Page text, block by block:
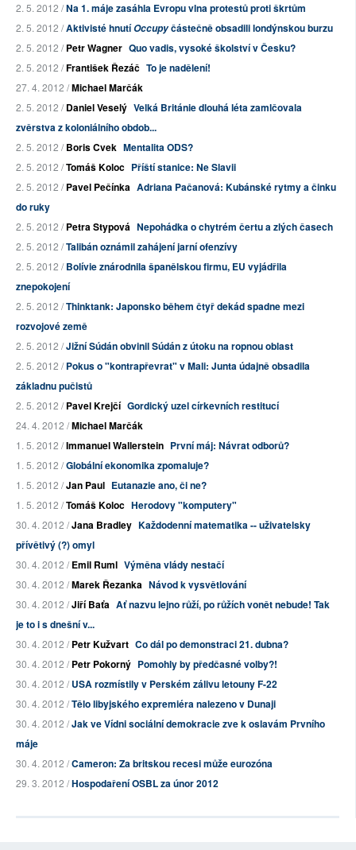
2. 5. 2012 /Na 1. máje zasáhla Evropu vlna protestů proti škrtům
2. 5. 2012 /Aktivisté hnutíOccupyčástečně obsadili londýnskou burzu
2. 5. 2012 /Petr Wagner Quo vadis, vysoké školství v Česku?
2. 5. 2012 /František Řezáč To je nadělení!
27. 4. 2012 /Michael Marčák
2. 5. 2012 /Daniel Veselý Velká Británie dlouhá léta zamlčovala
zvěrstva z koloniálního obdob...
2. 5. 2012 /Boris Cvek Mentalita ODS?
2. 5. 2012 /Tomáš Koloc Příští stanice: Ne Slavii
2. 5. 2012 /Pavel Pečínka Adriana Pačanová: Kubánské rytmy a činku
do ruky
2. 5. 2012 /Petra Stypová Nepohádka o chytrém čertu a zlých časech
2. 5. 2012 /Talibán oznámil zahájení jarní ofenzívy
2. 5. 2012 /Bolívie znárodnila španělskou firmu, EU vyjádřila
znepokojení
2. 5. 2012 /Thinktank: Japonsko během čtyř dekád spadne mezi
rozvojové země
2. 5. 2012 /Jižní Súdán obvinil Súdán z útoku na ropnou oblast
2. 5. 2012 /Pokus o "kontrapřevrat" v Mali: Junta údajně obsadila
základnu pučistů
2. 5. 2012 /Pavel Krejčí Gordický uzel církevních restitucí
24. 4. 2012 /Michael Marčák
1. 5. 2012 /Immanuel Wallerstein První máj: Návrat odborů?
1. 5. 2012 /Globální ekonomika zpomaluje?
1. 5. 2012 /Jan Paul Eutanazie ano, či ne?
1. 5. 2012 /Tomáš Koloc Herodovy "komputery"
30. 4. 2012 /Jana Bradley Každodenní matematika -- uživatelsky
přívětivý (?) omyl
30. 4. 2012 /Emil Ruml Výměna vlády nestačí
30. 4. 2012 /Marek Řezanka Návod k vysvětlování
30. 4. 2012 /Jiří Baťa Ať nazvu lejno růží, po růžích vonět nebude! Tak
je to i s dnešní v...
30. 4. 2012 /Petr Kužvart Co dál po demonstraci 21. dubna?
30. 4. 2012 /Petr Pokorný Pomohly by předčasné volby?!
30. 4. 2012 /USA rozmístily v Perském zálivu letouny F-22
30. 4. 2012 /Tělo libyjského expremiéra nalezeno v Dunaji
30. 4. 2012 /Jak ve Vídni sociální demokracie zve k oslavám Prvního
máje
30. 4. 2012 /Cameron: Za britskou recesi může eurozóna
29. 3. 2012 /Hospodaření OSBL za únor 2012